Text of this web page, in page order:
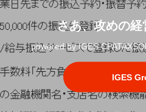
さあ、攻めの経
powered by IGES
IGES